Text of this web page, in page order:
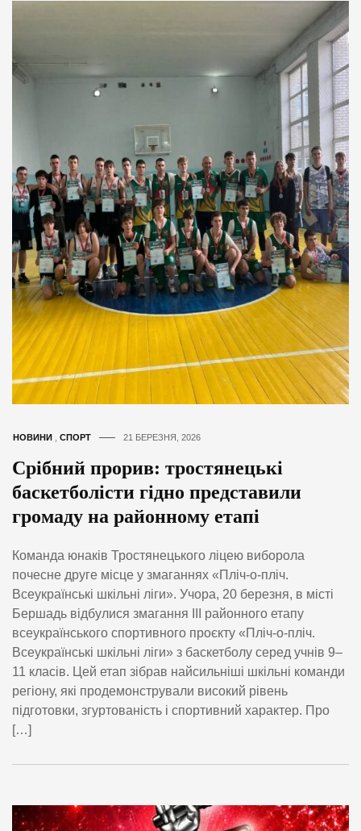
НОВИНИ СПОРТ 21 БЕРЕЗНЯ, 2026
Срібний прорив: тростянецькі
баскетболісти гідно представили
громаду на районному етапі
Команда юнаків Тростянецького ліцею виборола
почесне друге місце у змаганнях «Пліч-о-пліч.
Всеукраїнські шкільні ліги». Учора, 20 березня, в місті
Бершадь відбулися змагання ІІІ районного етапу
всеукраїнського спортивного проєкту «Пліч-о-пліч.
Всеукраїнські шкільні ліги» з баскетболу серед учнів 9–
11 класів. Цей етап зібрав найсильніші шкільні команди
регіону, які продемонстрували високий рівень
підготовки, згуртованість і спортивний характер. Про
[…]